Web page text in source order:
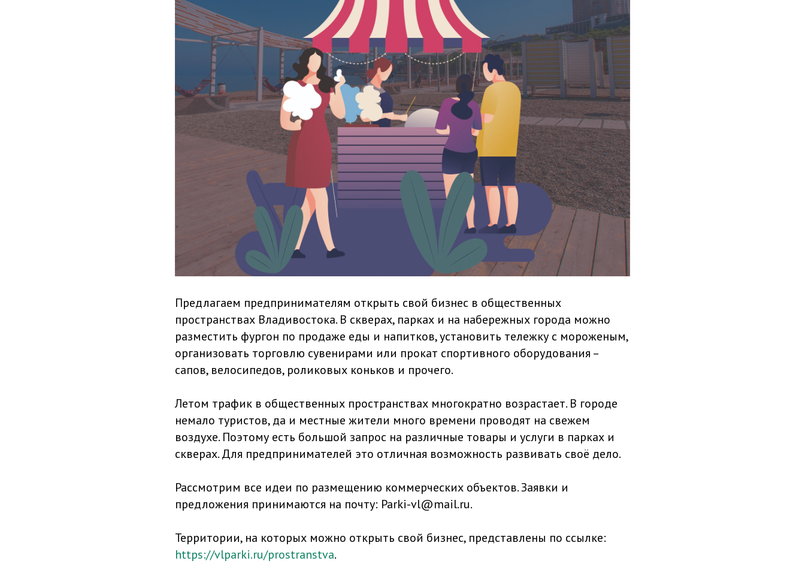
Предлагаем предпринимателям открыть свой бизнес в общественных
пространствах Владивостока. В скверах, парках и на набережных города можно
разместить фургон по продаже еды и напитков, установить тележку с мороженым,
организовать торговлю сувенирами или прокат спортивного оборудования –
сапов, велосипедов, роликовых коньков и прочего.
Летом трафик в общественных пространствах многократно возрастает. В городе
немало туристов, да и местные жители много времени проводят на свежем
воздухе. Поэтому есть большой запрос на различные товары и услуги в парках и
скверах. Для предпринимателей это отличная возможность развивать своё дело.
Рассмотрим все идеи по размещению коммерческих объектов. Заявки и
предложения принимаются на почту: Parki-vl@mail.ru.
Территории, на которых можно открыть свой бизнес, представлены по ссылке:
https://vlparki.ru/prostranstva.